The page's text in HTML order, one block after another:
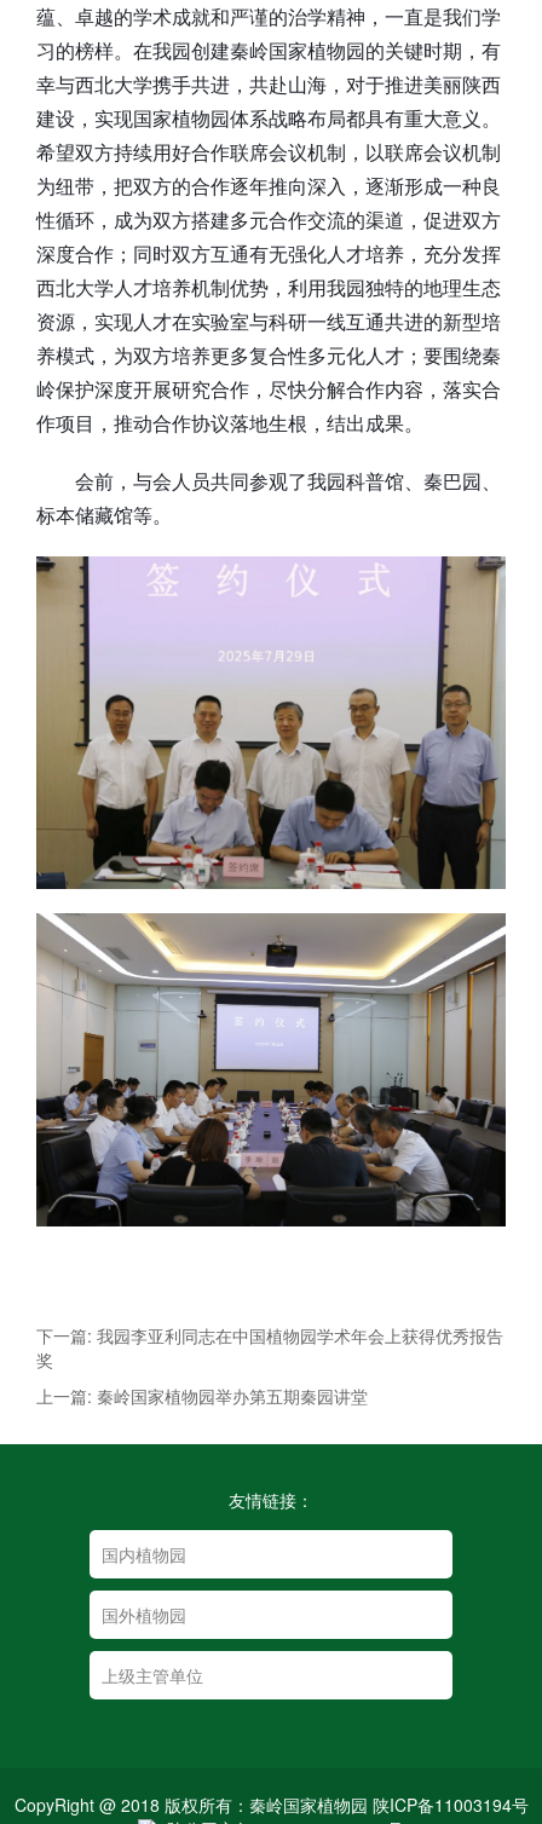
蕴、卓越的学术成就和严谨的治学精神，一直是我们学
习的榜样。在我园创建秦岭国家植物园的关键时期，有
幸与西北大学携手共进，共赴山海，对于推进美丽陕西
建设，实现国家植物园体系战略布局都具有重大意义。
希望双方持续用好合作联席会议机制，以联席会议机制
为纽带，把双方的合作逐年推向深入，逐渐形成一种良
性循环，成为双方搭建多元合作交流的渠道，促进双方
深度合作；同时双方互通有无强化人才培养，充分发挥
西北大学人才培养机制优势，利用我园独特的地理生态
资源，实现人才在实验室与科研一线互通共进的新型培
养模式，为双方培养更多复合性多元化人才；要围绕秦
岭保护深度开展研究合作，尽快分解合作内容，落实合
作项目，推动合作协议落地生根，结出成果。
会前，与会人员共同参观了我园科普馆、秦巴园、
标本储藏馆等。
下一篇: 我园李亚利同志在中国植物园学术年会上获得优秀报告
奖
上一篇: 秦岭国家植物园举办第五期秦园讲堂
友情链接：
CopyRight @ 2018 版权所有：秦岭国家植物园 陕ICP备11003194号